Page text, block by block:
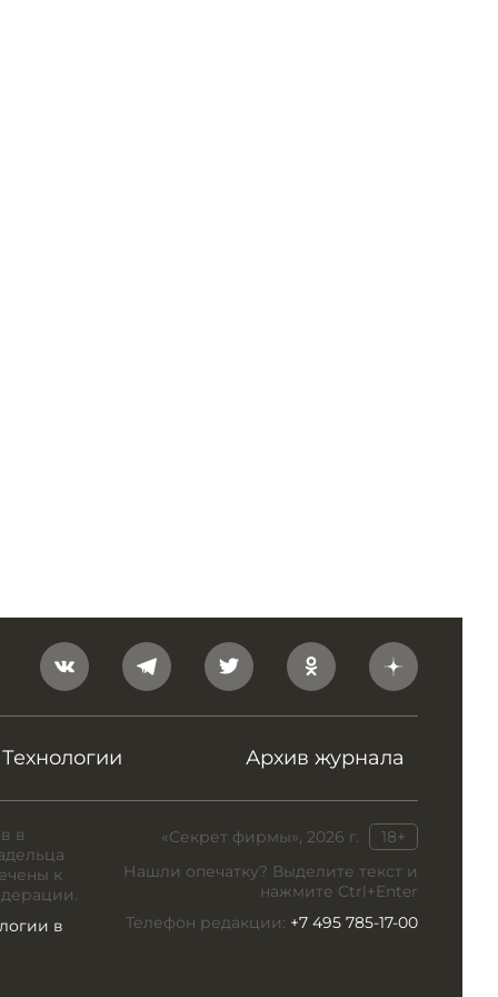
Технологии Архив журнала
«Секрет фирмы», 2026 г.
18+
Нашли опечатку? Выделите текст и
нажмите Ctrl+Enter
Телефон редакции: +7 495 785-17-00
в
к
в